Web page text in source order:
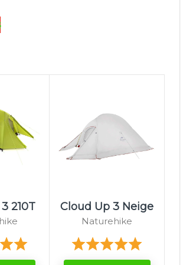
210T Cloud Up 3 Neige
Naturehike